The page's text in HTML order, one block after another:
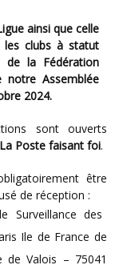
les clubs à statut
de la Fédération
Assemblée
2024.
Poste faisant foi.
de réception :
Surveillance des
Ile de France de
de Valois – 75041